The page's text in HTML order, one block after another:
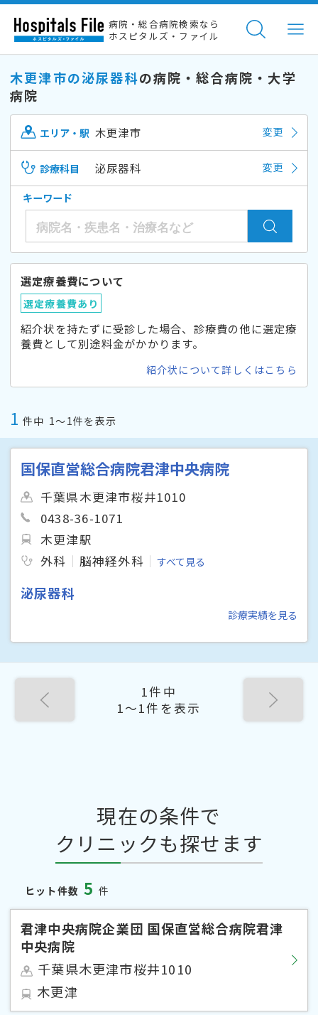
病院・総合病院検索なら
ホスピタルズ・ファイル
木更津市の泌尿器科の病院・総合病院・大学
病院
エリア・駅 木更津市 変更
診療科目 泌尿器科 変更
キーワード
選定療養費について
選定療養費あり
紹介状を持たずに受診した場合、診療費の他に選定療
養費として別途料金がかかります。
紹介状について詳しくはこちら
1 件中 1〜1件を表示
国保直営総合病院君津中央病院
千葉県木更津市桜井1010
0438-36-1071
木更津駅
外科
脳神経外科 すべて見る
泌尿器科
診療実績を見る
1件中
1〜1件を表示
現在の条件で
クリニックも探せます
ヒット件数 5 件
君津中央病院企業団 国保直営総合病院君津
中央病院
千葉県木更津市桜井1010
木更津